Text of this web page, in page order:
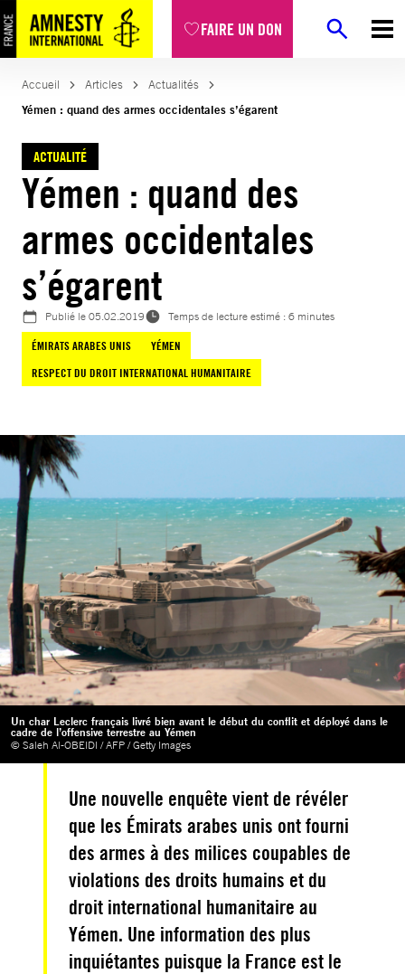
FAIRE UN DON
Aller
au
contenu
Accueil Articles
Actualités
Yémen : quand des armes occidentales s’égarent
ACTUALITÉ
Yémen : quand des
armes occidentales
s’égarent
Publié le05.02.2019
Temps de lecture estimé : 6 minutes
ÉMIRATS ARABES UNIS
YÉMEN
RESPECT DU DROIT INTERNATIONAL HUMANITAIRE
Un char Leclerc français livré bien avant le début du conflit et déployé dans le
cadre de l’offensive terrestre au Yémen
© Saleh Al-OBEIDI / AFP / Getty Images
Une nouvelle enquête vient de révéler
que les Émirats arabes unis ont fourni
des armes à des milices coupables de
violations des droits humains et du
droit international humanitaire au
Yémen. Une information des plus
inquiétantes puisque la France est le